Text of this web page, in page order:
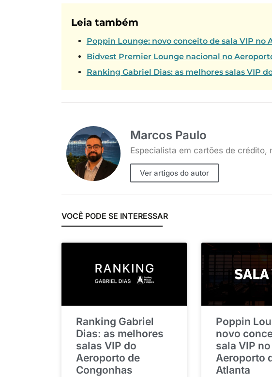
Leia também
Poppin Lounge: novo conceito de sala VIP no
Bidvest Premier Lounge nacional no
Ranking Gabriel Dias: as melhores salas VIP
Marcos Paulo
Especialista em cartões de crédito,
Ver artigos do autor
VOCÊ PODE SE INTERESSAR
Ranking Gabriel
Dias: as melhores
salas VIP do
Aeroporto de
Congonhas
Poppin
novo
sala VIP no
Aeroporto
Atlanta